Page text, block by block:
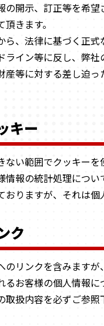
の開示、訂正等を希
きます。
ら、法律に基づく正
イン等に反し、弊
産等に対する差し迫
キー
い範囲でクッキーを
情報の統計処理につ
りますが、それは個
ク
リンクを含みますが
お客様の個人情報に
扱内容を必ずご参照